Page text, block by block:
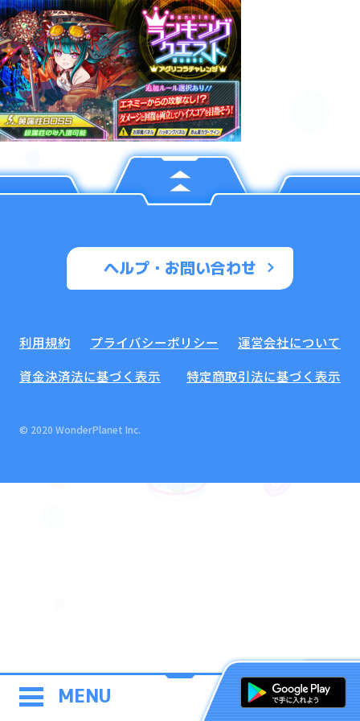
MENU
ヘルプ・お問い合わせ
利用規約 プライバシーポリシー
運営会社について
資金決済法に基づく表示
特定商取引法に基づく表示
© 2020 WonderPlanet Inc.